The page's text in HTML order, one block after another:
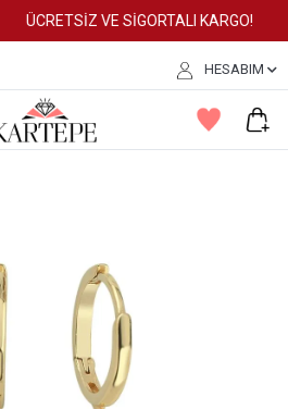
ÜCRETSİZ VE SİGORTALI KARGO!
HESABIM